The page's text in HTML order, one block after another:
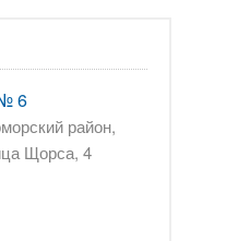
6
район,
Щорса, 4